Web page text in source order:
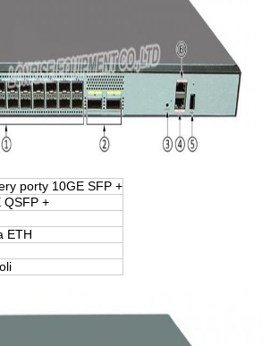
porty 10GE SFP +
QSFP +
ETH